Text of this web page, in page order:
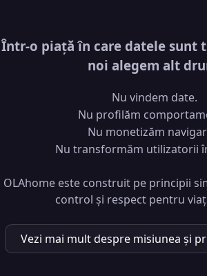
Într-o piață în care datele sunt
noi alegem alt
Nu vindem date.
Nu profilăm
Nu monetizăm
Nu transformăm utilizatorii
OLAhome este construit pe principii
control și respect pentru
Vezi mai mult despre misiunea și